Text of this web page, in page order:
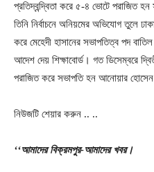
প্রতিদ্বন্দ্বিতা করে ৫-৪ ভোটে পরাজিত
তিনি নির্বাচনে অনিয়মের অভিযোগ তুলে
করে মেহেদী হাসানের সভাপতিত্ব পদ
আদেশ দেয় শিক্ষাবোর্ড। গত ডিসেম্বরে
পরাজিত করে সভাপতি হন আনোয়ার
নিউজটি শেয়ার করুন .. ..
‘‘আমাদের বিক্রমপুর-আমাদের খবর।